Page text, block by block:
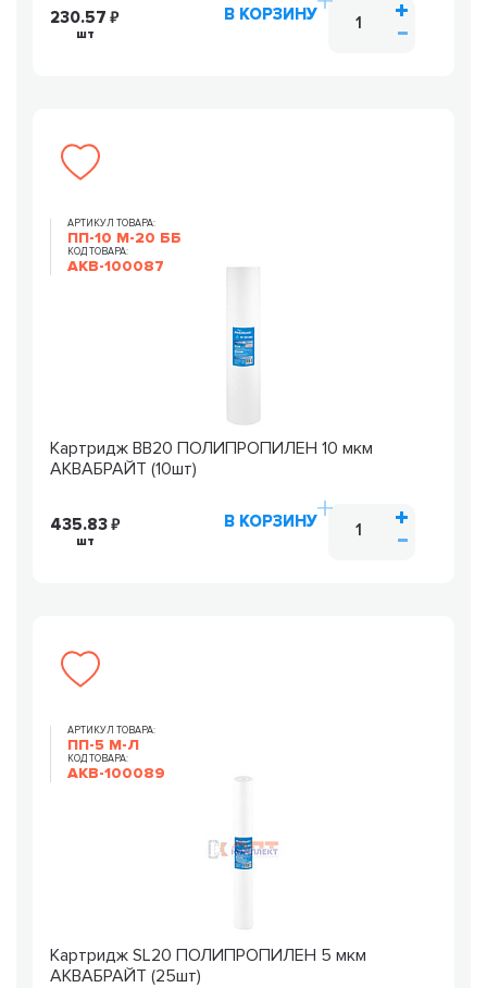
230.57
шт
В КОРЗИНУ
АРТИКУЛ ТОВАРА:
ПП-10 М-20 ББ
КОД ТОВАРА:
AKB-100087
Картридж ВВ20 ПОЛИПРОПИЛЕН 10 мкм
АКВАБРАЙТ (10шт)
435.83
шт
В КОРЗИНУ
АРТИКУЛ ТОВАРА:
ПП-5 М-Л
КОД ТОВАРА:
AKB-100089
Картридж SL20 ПОЛИПРОПИЛЕН 5 мкм
АКВАБРАЙТ (25шт)